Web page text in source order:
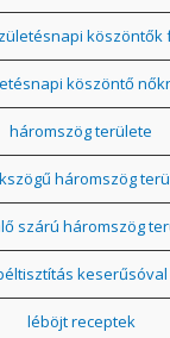
köszöntők
köszöntő
háromszög területe
háromszög
szárú háromszög
keserűsóval
léböjt receptek